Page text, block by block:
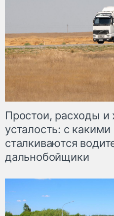
Простои, расходы и
усталость: с
сталкиваются
дальнобойщики